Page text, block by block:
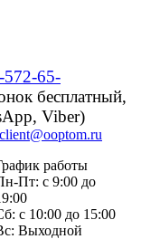
572-65-
бесплатный,
Viber)
client@ooptom.ru
работы
Пт: с 9:00 до
с 10:00 до 15:00
Выходной